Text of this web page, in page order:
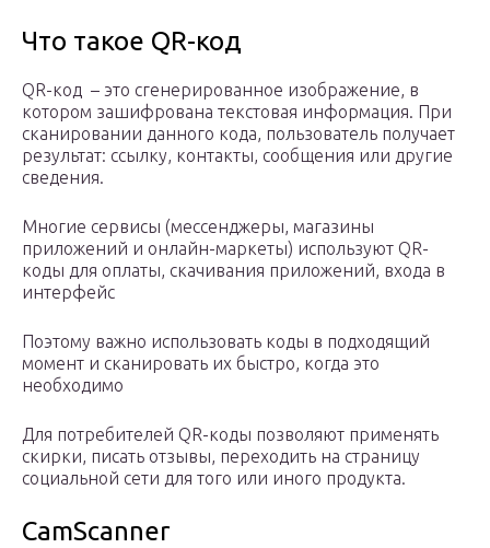
Что такое QR-код
QR-код – это сгенерированное изображение, в
котором зашифрована текстовая информация. При
сканировании данного кода, пользователь получает
результат: ссылку, контакты, сообщения или другие
сведения.
Многие сервисы (мессенджеры, магазины
приложений и онлайн-маркеты) используют QR-
коды для оплаты, скачивания приложений, входа в
интерфейс
Поэтому важно использовать коды в подходящий
момент и сканировать их быстро, когда это
необходимо
Для потребителей QR-коды позволяют применять
скирки, писать отзывы, переходить на страницу
социальной сети для того или иного продукта.
CamScanner